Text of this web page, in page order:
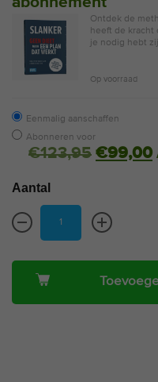
Ontdek de
heeft de kracht
je nodig hebt
Op voorraad
Eenmalig aanschaffen
Abonneren voor
€123,95 €99,00
Aantal